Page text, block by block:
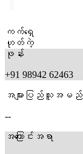
ကက်ရှေ
ဟုတ်ကဲ့
ဖုန်း
+91 98942 62463
အများပြည်သူအမည်
--
အကြောင်းအရာ